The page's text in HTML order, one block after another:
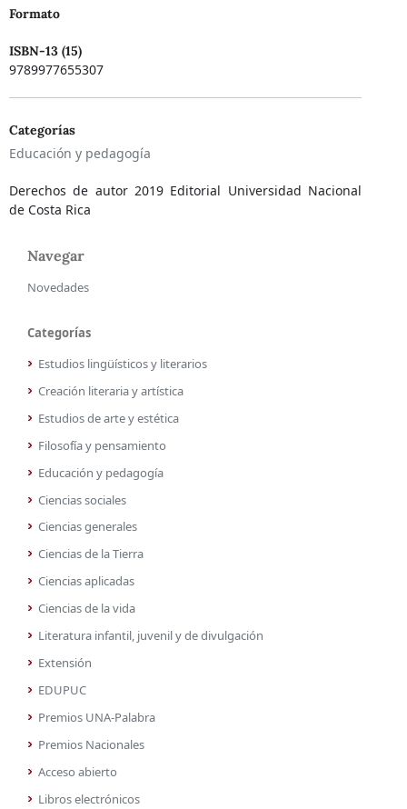
Formato
ISBN-13 (15)
9789977655307
Categorías
Educación y pedagogía
Derechos de autor 2019 Editorial Universidad Nacional
de Costa Rica
Navegar
Novedades
Categorías
Estudios lingüísticos y literarios
Creación literaria y artística
Estudios de arte y estética
Filosofía y pensamiento
Educación y pedagogía
Ciencias sociales
Ciencias generales
Ciencias de la Tierra
Ciencias aplicadas
Ciencias de la vida
Literatura infantil, juvenil y de divulgación
Extensión
EDUPUC
Premios UNA-Palabra
Premios Nacionales
Acceso abierto
Libros electrónicos